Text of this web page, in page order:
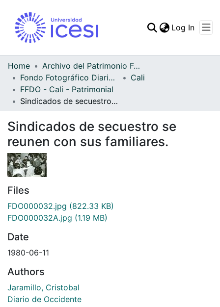
Statistics
Log In
Home
Archivo del Patrimonio Fotográfico y Fílmico del Valle del Cauca
Fondo Fotográfico Diario Occidente
Cali
FFDO - Cali - Patrimonial
Sindicados de secuestro se reunen con sus familiares.
Sindicados de secuestro se
reunen con sus familiares.
Files
FDO000032.jpg (822.33 KB)
FDO000032A.jpg (1.19 MB)
Date
1980-06-11
Authors
Jaramillo, Cristobal
Diario de Occidente